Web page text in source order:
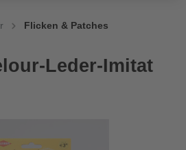
Flicken & Patches
Leder-Imitat